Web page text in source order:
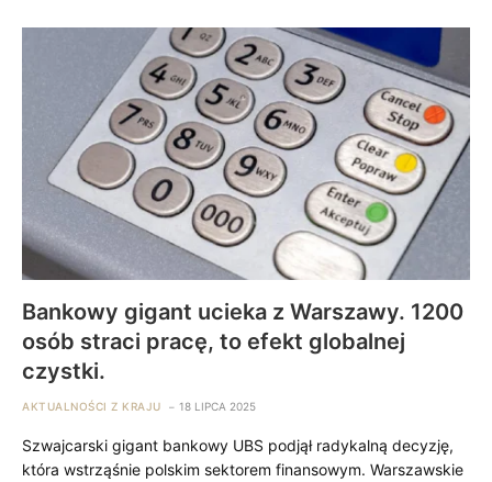
Bankowy gigant ucieka z Warszawy. 1200
osób straci pracę, to efekt globalnej
czystki.
AKTUALNOŚCI Z KRAJU 18 LIPCA 2025
Szwajcarski gigant bankowy UBS podjął radykalną decyzję,
która wstrząśnie polskim sektorem finansowym. Warszawskie